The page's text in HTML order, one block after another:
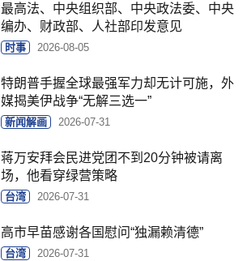
最高法、中央组织部、中央政法委、中央
编办、财政部、人社部印发意见
时事 2026-08-05
特朗普手握全球最强军力却无计可施，外
媒揭美伊战争“无解三选一”
新闻解画 2026-07-31
蒋万安拜会民进党团不到20分钟被请离
场，他看穿绿营策略
台湾 2026-07-31
高市早苗感谢各国慰问“独漏赖清德”
台湾 2026-07-31